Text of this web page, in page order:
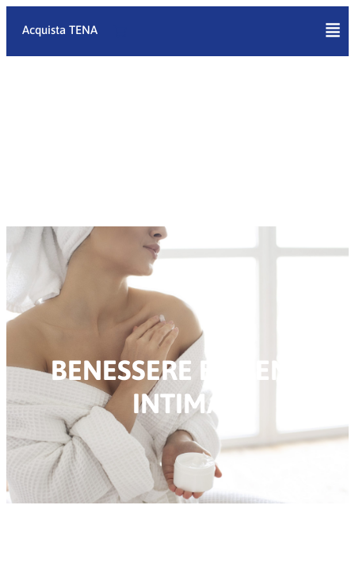
Vai
contenuto
Acquista TENA
BENESSERE E IGIENE
INTIMA